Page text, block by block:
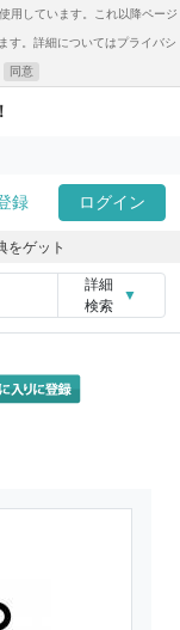
用しています。これ以降ページ
す。詳細についてはプライバシ
同意
録 ログイン
をゲット
詳細
検索
▼